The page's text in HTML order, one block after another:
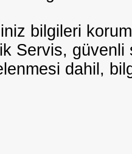
bilgileri
Servis, güvenli
dahil,